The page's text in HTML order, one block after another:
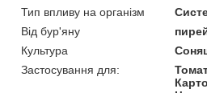
Тип впливу на організм
Від бур'яну
Культура
Застосування для: